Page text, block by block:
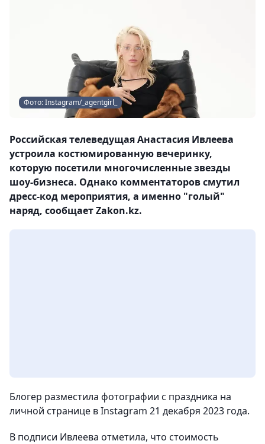
Фото: Instagram/_agentgirl_
Российская телеведущая Анастасия Ивлеева
устроила костюмированную вечеринку,
которую посетили многочисленные звезды
шоу-бизнеса. Однако комментаторов смутил
дресс-код мероприятия, а именно "голый"
наряд, сообщает Zakon.kz.
Блогер разместила фотографии с праздника на
личной странице в Instagram 21 декабря 2023 года.
В подписи Ивлеева отметила, что стоимость